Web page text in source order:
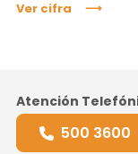
Ver cifra
Atención
500 3600